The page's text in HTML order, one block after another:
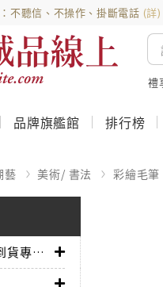
不聽信、不操作、掛斷電話 (詳)
禮
品牌旗艦館 排行榜
藝 美術/ 書法 彩繪毛筆
話題新品到貨專區➤